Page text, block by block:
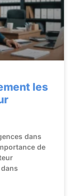
les
dans
de